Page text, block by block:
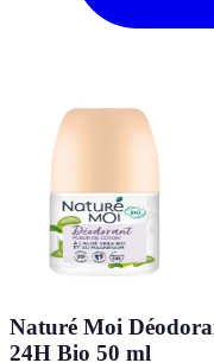
Naturé Moi
24H Bio 50 ml